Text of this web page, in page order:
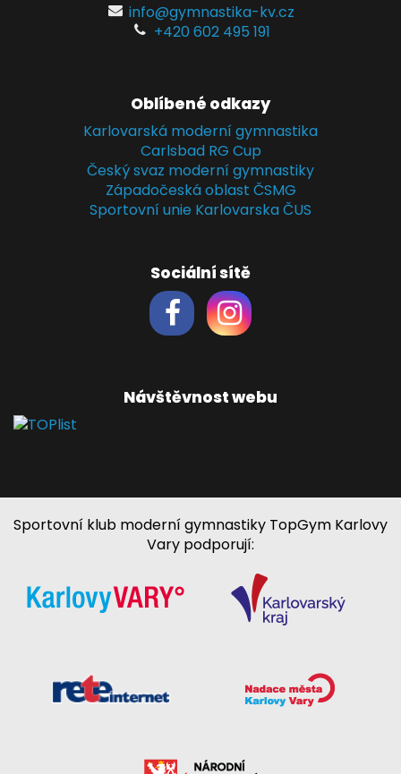
info@gymnastika-kv.cz
+420 602 495 191
Oblíbené odkazy
Karlovarská moderní gymnastika
Carlsbad RG Cup
Český svaz moderní gymnastiky
Západočeská oblast ČSMG
Sportovní unie Karlovarska ČUS
Sociální sítě
Návštěvnost webu
Sportovní klub moderní gymnastiky TopGym Karlovy
Vary podporují: